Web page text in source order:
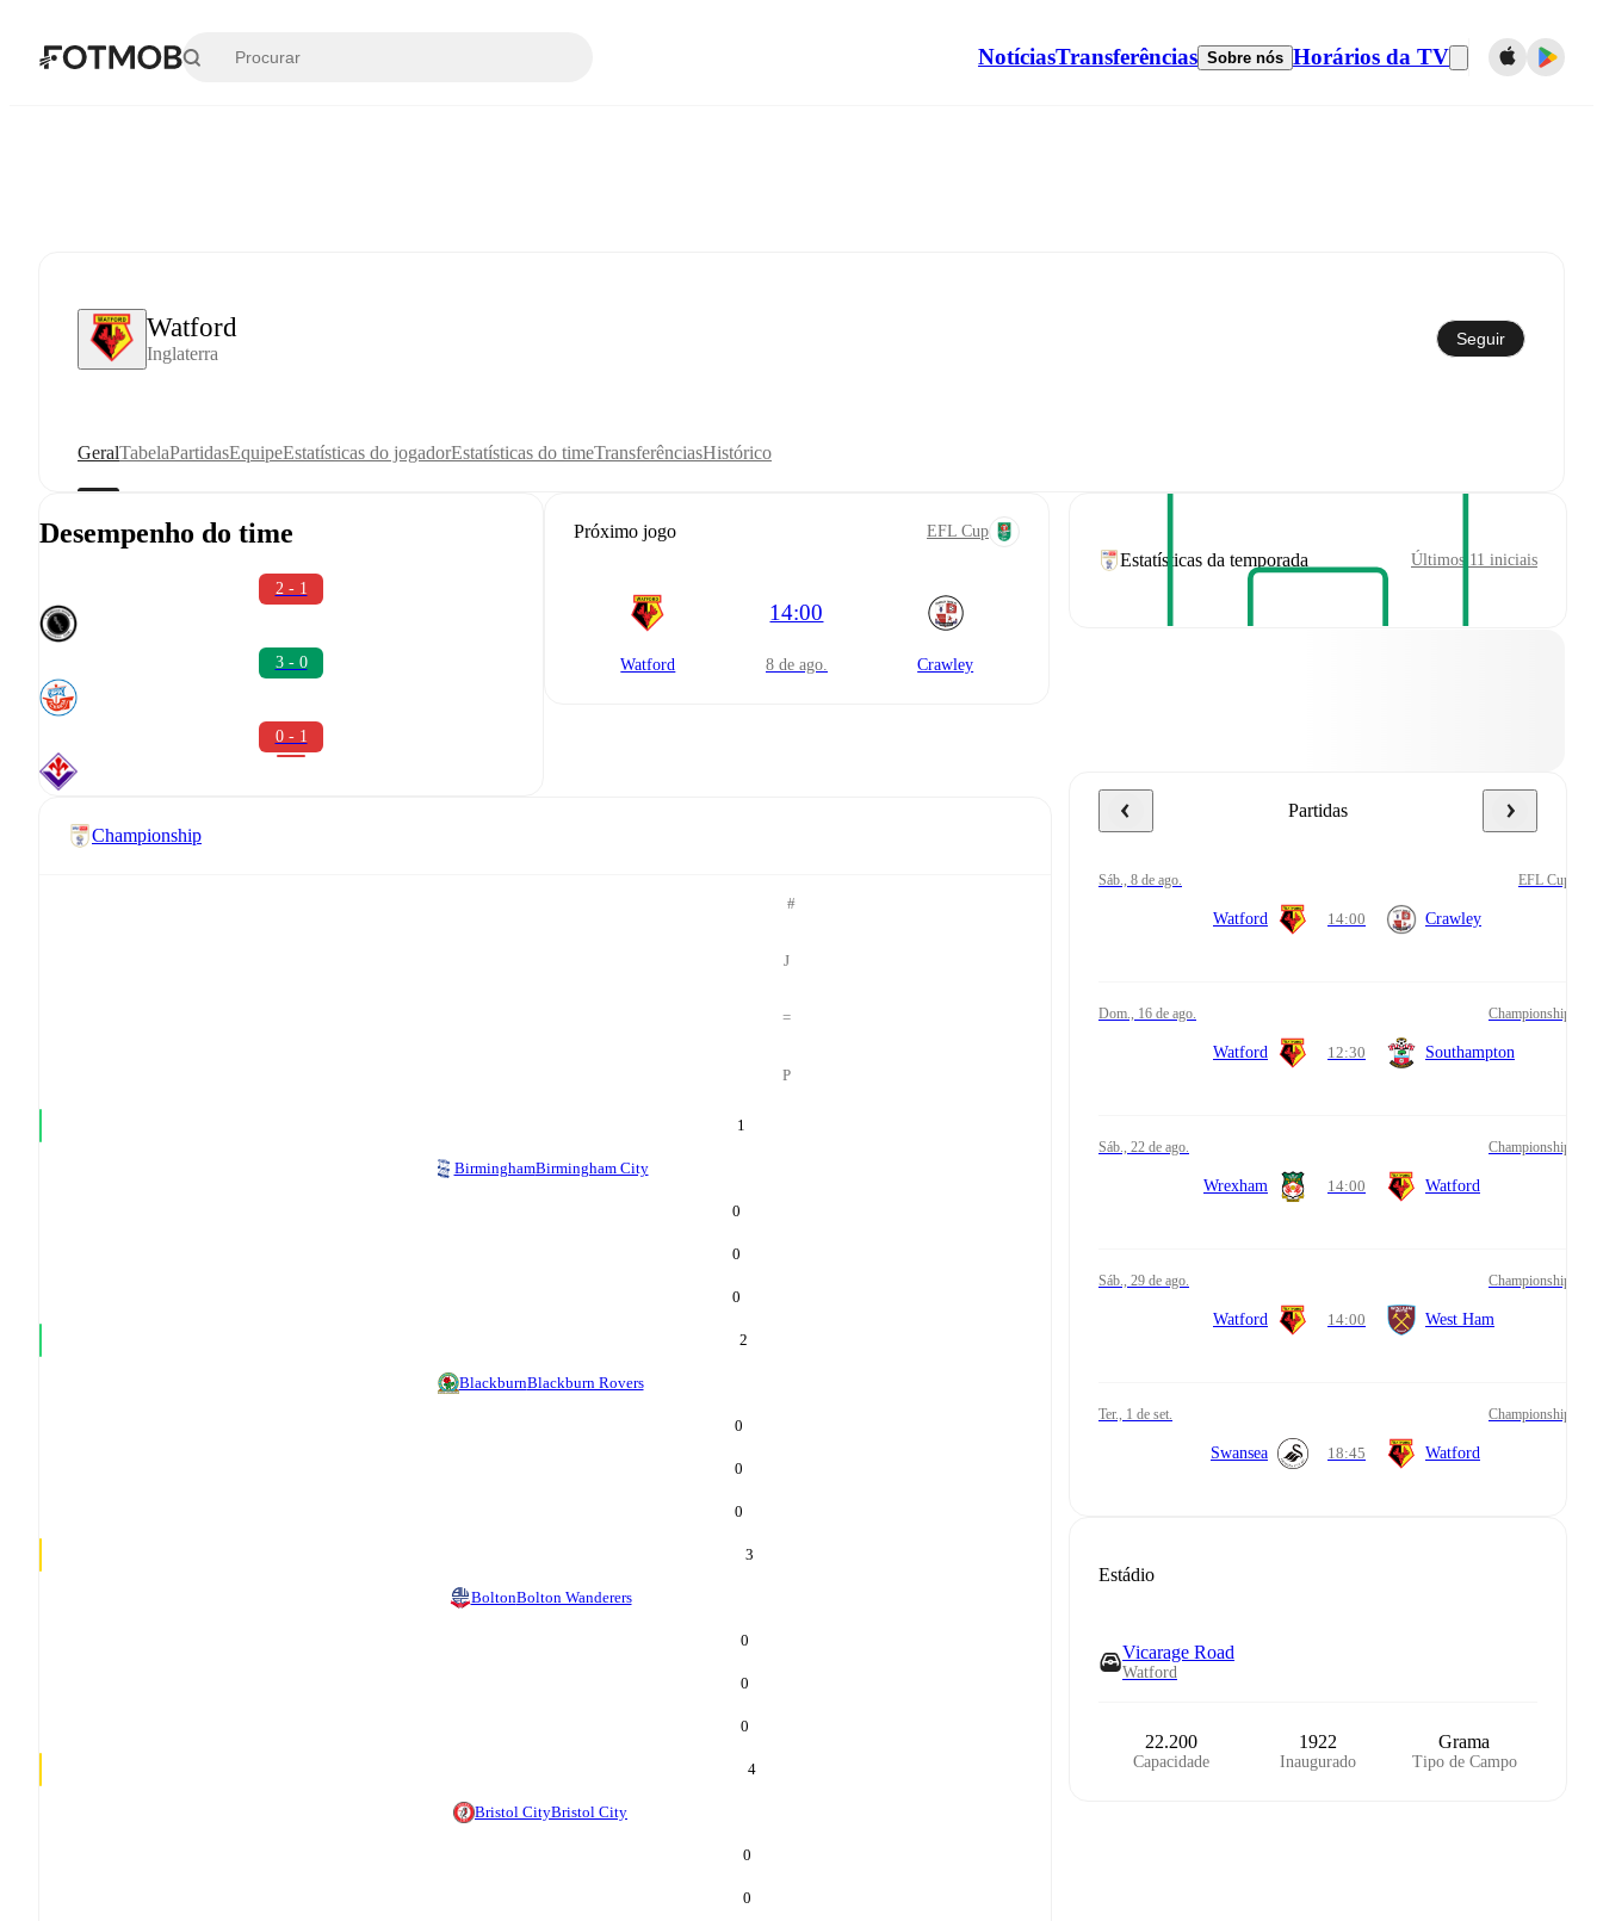
NotíciasTransferências Sobre nós Horários da TV
Watford
Inglaterra
Seguir
GeralTabelaPartidasEquipeEstatísticas do jogadorEstatísticas do timeTransferênciasHistórico
Desempenho do time
2 - 1
3 - 0
0 - 1
Próximo jogo EFL Cup
Watford
14:00
8 de ago. Crawley
Championship
#
J
=
P
1
BirminghamBirmingham City
0
0
0
2
BlackburnBlackburn Rovers
0
0
0
3
BoltonBolton Wanderers
0
0
0
4
Bristol CityBristol City
0
0
Estatísticas da temporada Últimos 11 iniciais
Partidas
sáb., 8 de ago. EFL Cup
Watford 14:00 Crawley
dom., 16 de ago. Championship
Watford 12:30 Southampton
sáb., 22 de ago. Championship
Wrexham 14:00 Watford
sáb., 29 de ago. Championship
Watford 14:00 West Ham
ter., 1 de set. Championship
Swansea 18:45 Watford
Estádio
Vicarage Road
Watford
22.200
Capacidade
1922
Inaugurado
Grama
Tipo de Campo